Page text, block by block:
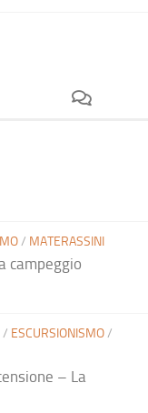
/ MATERASSINI
campeggio
/ ESCURSIONISMO/
– La